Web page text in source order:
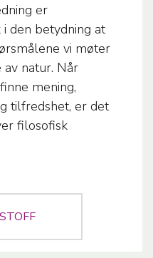
er
den betydning at
vi møter
natur. Når
mening,
tilfredshet, er det
filosofisk